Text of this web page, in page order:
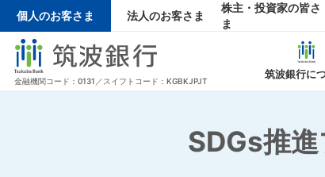
個人のお客さま 法人のお客さま
株主・投資家の皆さ
ま
金融機関コード：0131／スイフトコード：KGBKJPJT
筑波銀行に
SDGs推